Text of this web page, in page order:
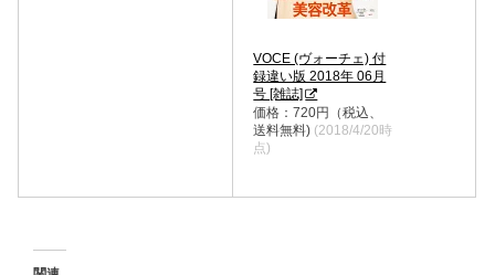
VOCE (ヴォーチェ) 付
録違い版 2018年 06月
号 [雑誌]
価格：720円（税込、
送料無料) (2018/4/20時
点)